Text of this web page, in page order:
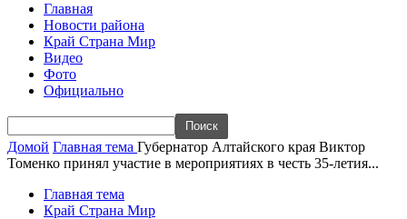
Главная
Новости района
Край Страна Мир
Видео
Фото
Официально
Домой Главная тема Губернатор Алтайского края Виктор
Томенко принял участие в мероприятиях в честь 35-летия...
Главная тема
Край Страна Мир